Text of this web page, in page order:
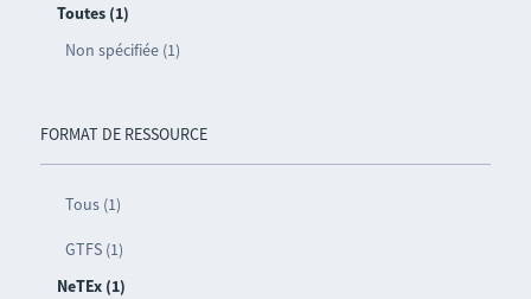
Toutes (1)
Non spécifiée (1)
FORMAT DE RESSOURCE
Tous (1)
GTFS (1)
NeTEx (1)